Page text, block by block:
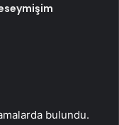
bulundu.